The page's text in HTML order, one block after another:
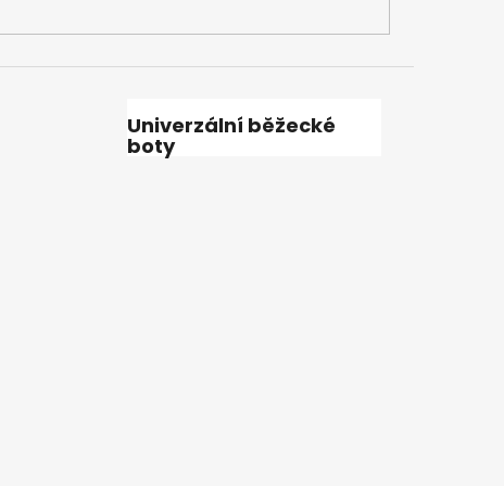
Univerzální běžecké
boty